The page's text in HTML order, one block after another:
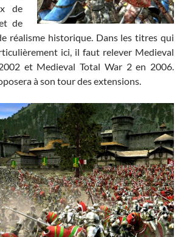
de
de
réalisme historique. Dans les titres qui
ici, il faut relever Medieval
et Medieval Total War 2 en 2006.
à son tour des extensions.